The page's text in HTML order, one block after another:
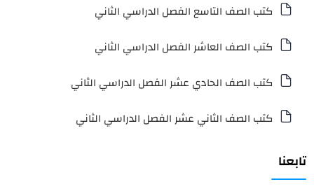
كتب الصف التاسع الفصل الدراسي الثاني
كتب الصف العاشر الفصل الدراسي الثاني
كتب الصف الحادي عشر الفصل الدراسي الثاني
كتب الصف الثاني عشر الفصل الدراسي الثاني
تابعنا